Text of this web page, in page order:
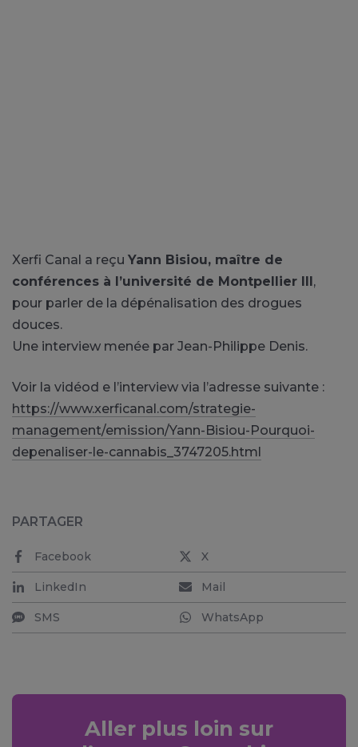
Xerfi Canal a reçu Yann Bisiou, maître de
conférences à l’université de Montpellier III,
pour parler de la dépénalisation des drogues
douces.
Une interview menée par Jean-Philippe Denis.
Voir la vidéod e l’interview via l’adresse suivante :
https://www.xerficanal.com/strategie-
management/emission/Yann-Bisiou-Pourquoi-
depenaliser-le-cannabis_3747205.html
PARTAGER
Facebook X
LinkedIn Mail
SMS WhatsApp
Aller plus loin sur